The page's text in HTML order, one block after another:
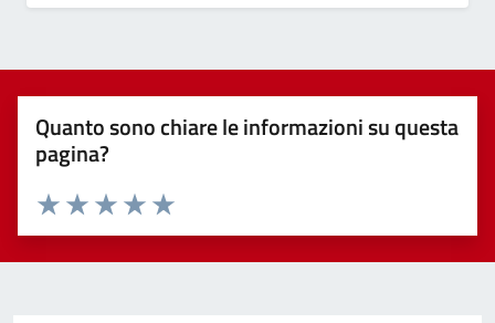
Quanto sono chiare le informazioni su questa
pagina?
Valuta 5 stelle su 5
Valuta 4 stelle su 5
Valuta 3 stelle su 5
Valuta 2 stelle su 5
Valuta 1 stelle su 5